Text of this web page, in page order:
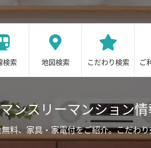
検索 地図検索 こだわり検索 ご
ンスリーマンション
、家具・家電付をご紹介。こだわり